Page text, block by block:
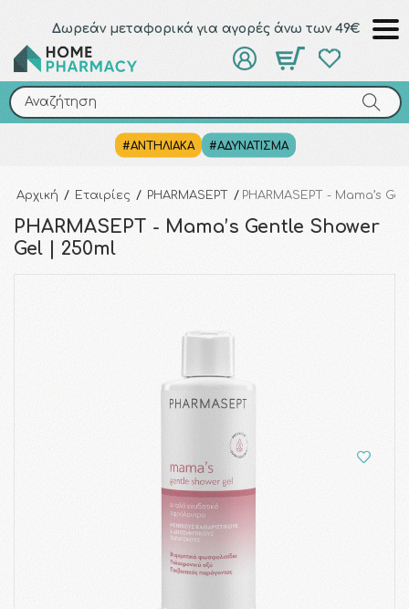
Δωρεάν μεταφορικά για αγορές άνω των 49€
Αναζήτηση
#ΑΝΤΗΛΙΑΚΑ #ΑΔΥΝΑΤΙΣΜΑ
Αναζήτηση
Αρχική / Εταιρίες / PHARMASEPT / PHARMASEPT - Mama’s
PHARMASEPT - Mama’s Gentle Shower
Gel | 250ml